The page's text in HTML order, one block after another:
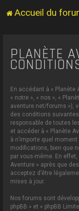
Accueil du
PLANÈTE
En accédant à « Planète
« notre », « nos », «
aventure.net/forums »),
des conditions
responsable de toutes
et accéder à « Planète
à n’importe quel
modifications, bien que
par vous-même. En
Aventure » après que
acceptez d’être
mises à jour.
Nos forums sont
phpBB » et « phpBB